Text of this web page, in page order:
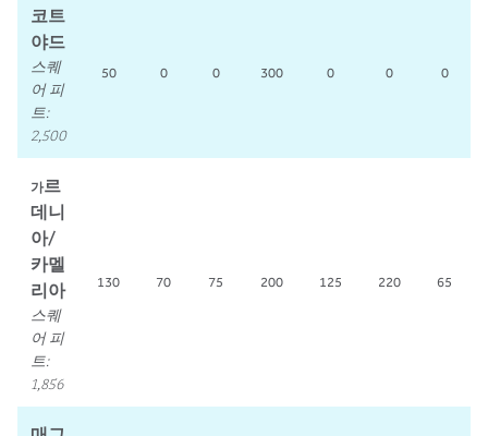
코트
야드
스퀘
어 피
트:
2,500
50 0 0 300 0 0 0
가르
데니
아/
카멜
리아
스퀘
어 피
트:
1,856
130 70 75 200 125 220 65